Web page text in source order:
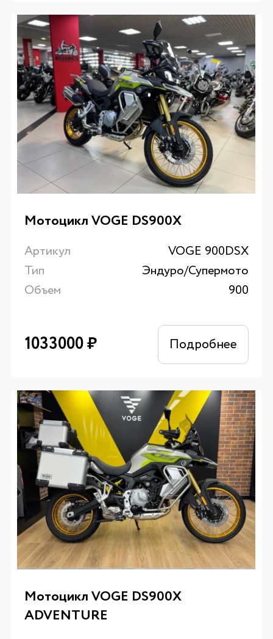
Мотоцикл VOGE DS900X
Артикул
VOGE 900DSX
Тип
Эндуро/Супермото
Объем
900
1033000₽ Подробнее
Мотоцикл VOGE DS900X
ADVENTURE